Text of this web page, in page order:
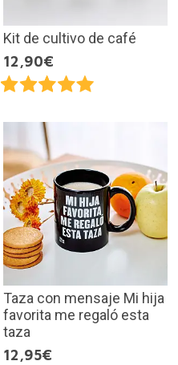
Kit de cultivo de café
12,90€
Taza con mensaje Mi hija
favorita me regaló esta
taza
12,95€